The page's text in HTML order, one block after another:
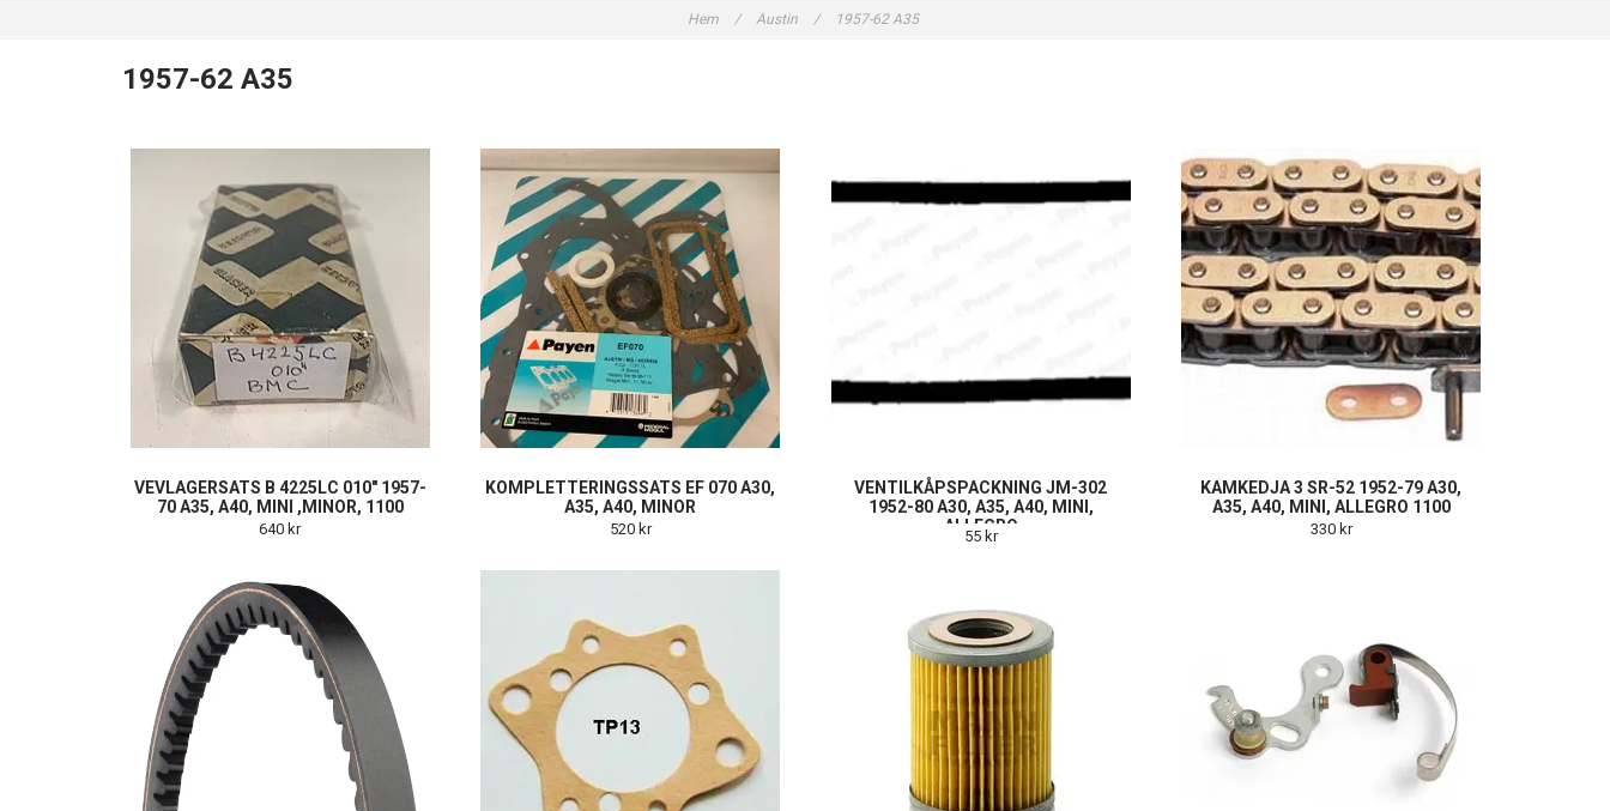
Hem / Austin / 1957-62 A35
1957-62 A35
VEVLAGERSATS B 4225LC 010" 1957-
70 A35, A40, MINI ,MINOR, 1100
640 kr
KOMPLETTERINGSSATS EF 070 A30,
A35, A40, MINOR
520 kr
VENTILKÅPSPACKNING JM-302
1952-80 A30, A35, A40, MINI,
ALLEGRO
55 kr
KAMKEDJA 3 SR-52 1952-79 A30,
A35, A40, MINI, ALLEGRO 1100
330 kr